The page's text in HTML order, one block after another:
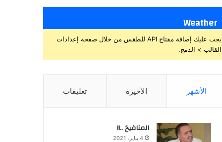
Weather
يجب عليك إضافة مفتاح API للطقس من خلال صفحة إعدادات
القالب > الدمج.
الأشهر الأخيرة تعليقات
المنافيخ ..!!
4 يناير، 2021